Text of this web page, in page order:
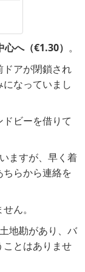
へ（€1.30） 。
アが閉鎖され
なっていまし
ビーを借りて
ますが、早く着
ちらから連絡を
ん。
地勘があり、バ
ことはありませ